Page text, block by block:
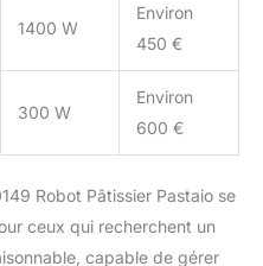
1400 W
Environ
450 €
300 W
Environ
600 €
Robot Pâtissier Pastaio se
ceux qui recherchent un
capable de gérer